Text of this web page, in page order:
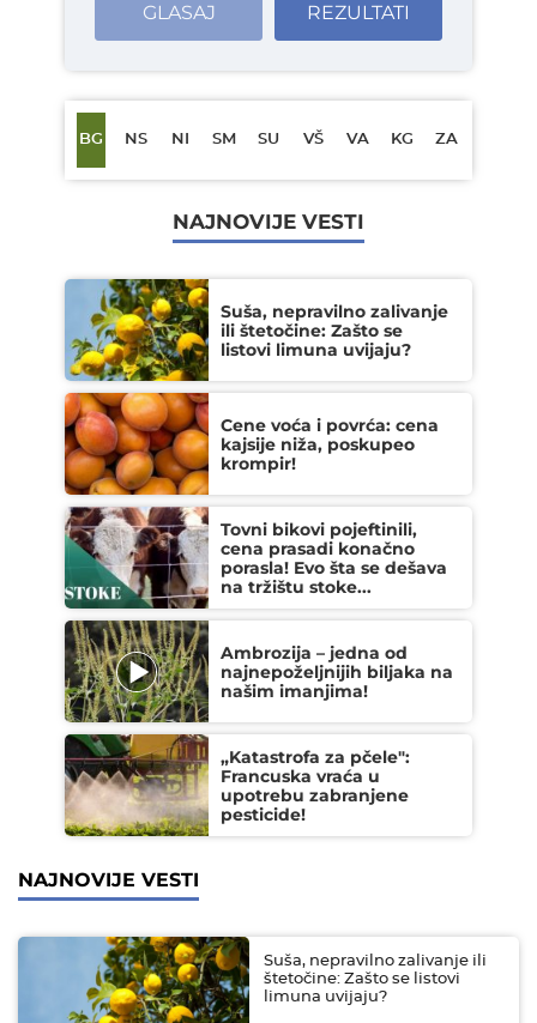
GLASAJ REZULTATI
BG NS NI SM SU VŠ VA KG ZA
NAJNOVIJE VESTI
Suša, nepravilno zalivanje
ili štetočine: Zašto se
listovi limuna uvijaju?
Cene voća i povrća: cena
kajsije niža, poskupeo
krompir!
Tovni bikovi pojeftinili,
cena prasadi konačno
porasla! Evo šta se dešava
na tržištu stoke...
Ambrozija – jedna od
najnepoželjnijih biljaka na
našim imanjima!
„Katastrofa za pčele":
Francuska vraća u
upotrebu zabranjene
pesticide!
NAJNOVIJE VESTI
Suša, nepravilno zalivanje ili
štetočine: Zašto se listovi
limuna uvijaju?